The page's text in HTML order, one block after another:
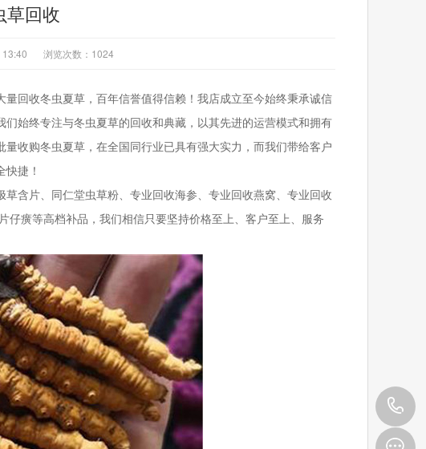
草回收
浏览次数： 1024
回收冬虫夏草，百年信誉值得信赖！我店成立至今始终秉承诚信
始终专注与冬虫夏草的回收和典藏，以其先进的运营模式和拥有
收购冬虫夏草，在全国同行业已具有强大实力，而我们带给客户
捷！
含片、同仁堂虫草粉、专业回收海参、专业回收燕窝、专业回收
癀等高档补品，我们相信只要坚持价格至上、客户至上、服务